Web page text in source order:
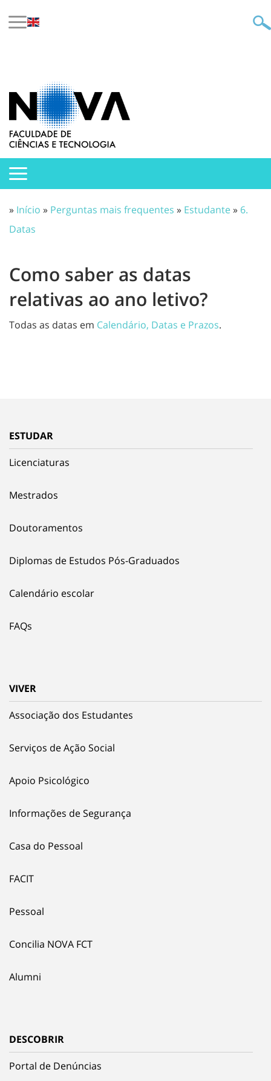
» Início » Perguntas mais frequentes » Estudante» 6.
Datas
Como saber as datas
relativas ao ano letivo?
Todas as datas em Calendário, Datas e Prazos.
ESTUDAR
Licenciaturas
Mestrados
Doutoramentos
Diplomas de Estudos Pós-Graduados
Calendário escolar
FAQs
VIVER
Associação dos Estudantes
Serviços de Ação Social
Apoio Psicológico
Informações de Segurança
Casa do Pessoal
FACIT
Pessoal
Concilia NOVA FCT
Alumni
DESCOBRIR
Portal de Denúncias